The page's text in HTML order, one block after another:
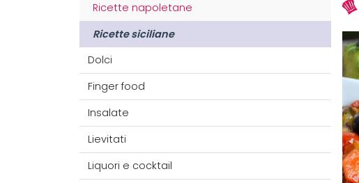
Ricette napoletane
Ricette siciliane
Dolci
Finger food
Insalate
Lievitati
Liquori e cocktail